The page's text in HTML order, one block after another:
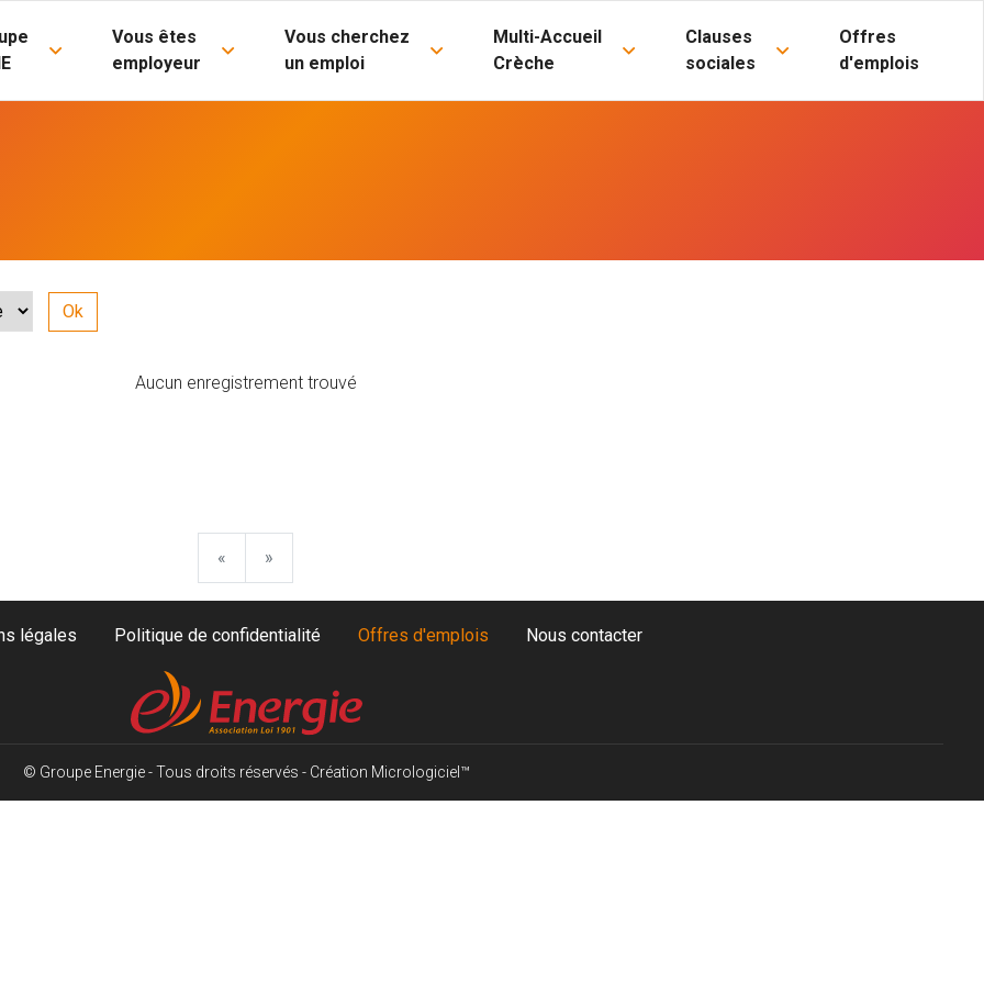
Vous êtes
employeur
Vous cherchez
un emploi
Multi-Accueil
Crèche
Clauses
sociales
Offres
d'emplois
Aucun enregistrement trouvé
«
»
légales Politique de confidentialité Offres d'emplois Nous contacter
© Groupe Energie - Tous droits réservés - Création Micrologiciel™